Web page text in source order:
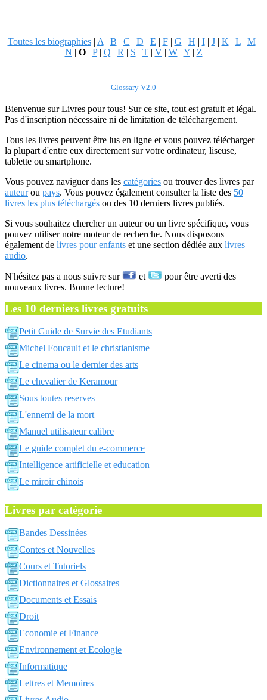
Toutes les biographies| A | B | C | D | E | F| G | H | I| J| K | L| M|
N | O| P| Q | R | S | T| V| W| Y| Z
Glossary V2.0
Bienvenue sur Livres pour tous! Sur ce site, tout est gratuit et légal.
Pas d'inscription nécessaire ni de limitation de téléchargement.
Tous les livres peuvent être lus en ligne et vous pouvez télécharger
la plupart d'entre eux directement sur votre ordinateur, liseuse,
tablette ou smartphone.
Vous pouvez naviguer dans les catégories ou trouver des livres par
auteurou pays. Vous pouvez également consulter la liste des 50
livres les plus téléchargés ou des 10 derniers livres publiés.
Si vous souhaitez chercher un auteur ou un livre spécifique, vous
pouvez utiliser notre moteur de recherche. Nous disposons
également de livres pour enfants et une section dédiée aux livres
audio.
N'hésitez pas a nous suivre sur et
pour être averti des
nouveaux livres. Bonne lecture!
Les 10 derniers livres gratuits
Petit Guide de Survie des Etudiants
Michel Foucault et le christianisme
Le cinema ou le dernier des arts
Le chevalier de Keramour
Sous toutes reserves
L'ennemi de la mort
Manuel utilisateur calibre
Le guide complet du e-commerce
Intelligence artificielle et education
Le miroir chinois
Livres par catégorie
Bandes Dessinées
Contes et Nouvelles
Cours et Tutoriels
Dictionnaires et Glossaires
Documents et Essais
Droit
Economie et Finance
Environnement et Ecologie
Informatique
Lettres et Memoires